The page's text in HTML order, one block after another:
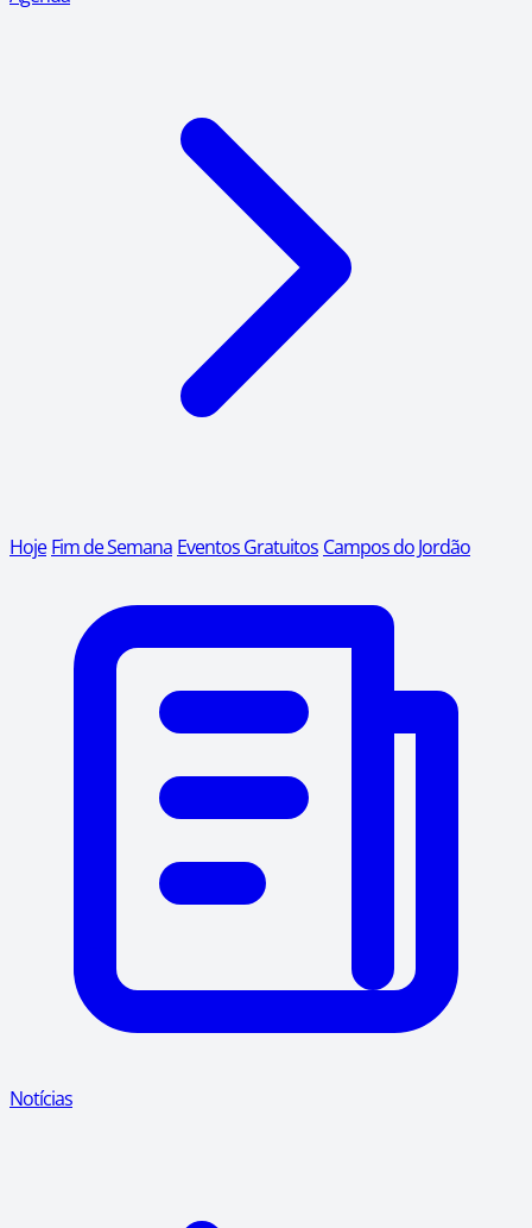
Hoje Fim de Semana Eventos Gratuitos Campos do Jordão
Notícias